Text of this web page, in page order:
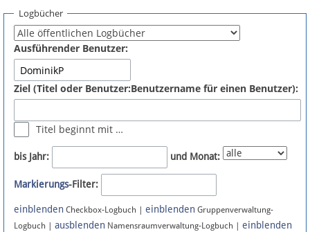
Fördermitglied werden
Fehler melden
Newsletter
Bluesky
Facebook
Logbücher
Ausführender Benutzer:
Ziel (Titel oder Benutzer:Benutzername für einen Benutzer):
Titel beginnt mit …
bis Jahr: und Monat:
Markierungs-Filter:
einblenden Checkbox-Logbuch | einblenden Gruppenverwaltung-
Logbuch | ausblenden Namensraumverwaltung-Logbuch | einblenden